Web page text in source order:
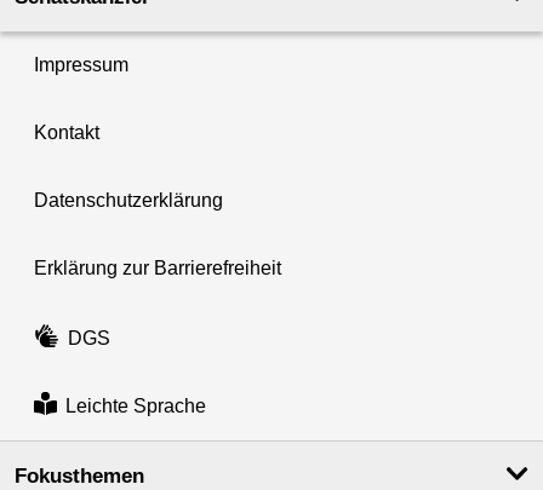
Impressum
Kontakt
Datenschutzerklärung
Erklärung zur Barrierefreiheit
DGS
Leichte Sprache
Fokusthemen